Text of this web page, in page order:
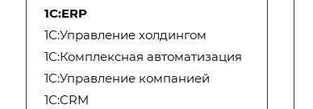
1С:ERP
1С:Управление холдингом
1С:Комплексная автоматизация
1C:Управление компанией
1С:CRM